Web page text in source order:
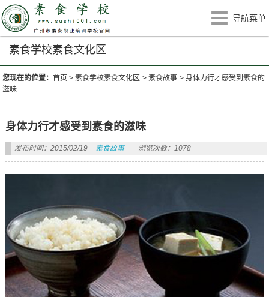
导航菜单
素食学校素食文化区
您现在的位置：首页 >素食学校素食文化区 >素食故事 > 身体力行才感受到素食的
滋味
身体力行才感受到素食的滋味
发布时间：2015/02/19 素食故事 浏览次数：1078